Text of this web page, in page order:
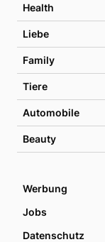
Health
Liebe
Family
Tiere
Automobile
Beauty
Werbung
Jobs
Datenschutz